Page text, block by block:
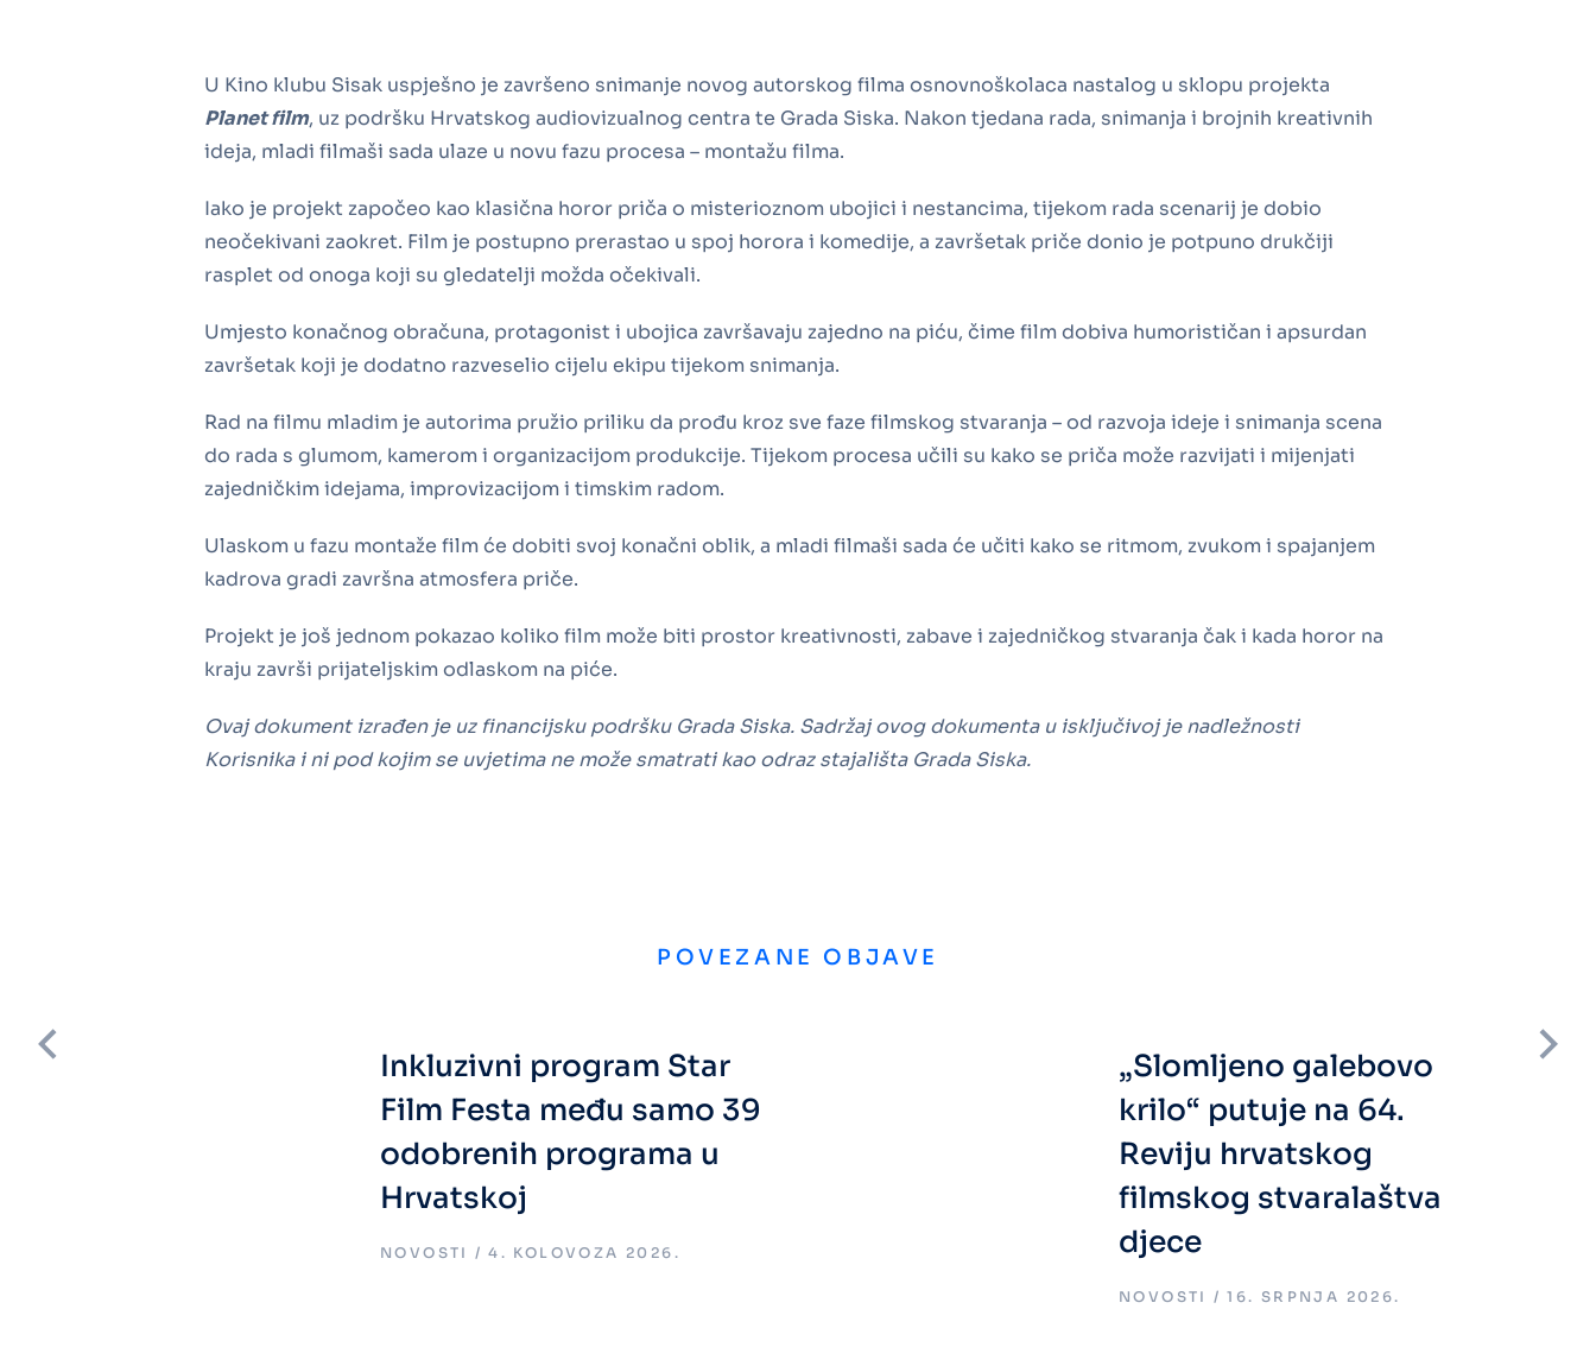
U Kino klubu Sisak uspješno je završeno snimanje novog autorskog filma osnovnoškolaca nastalog u sklopu projekta
Planet film, uz podršku Hrvatskog audiovizualnog centra te Grada Siska. Nakon tjedana rada, snimanja i brojnih kreativnih
ideja, mladi filmaši sada ulaze u novu fazu procesa – montažu filma.
Iako je projekt započeo kao klasična horor priča o misterioznom ubojici i nestancima, tijekom rada scenarij je dobio
neočekivani zaokret. Film je postupno prerastao u spoj horora i komedije, a završetak priče donio je potpuno drukčiji
rasplet od onoga koji su gledatelji možda očekivali.
Umjesto konačnog obračuna, protagonist i ubojica završavaju zajedno na piću, čime film dobiva humorističan i apsurdan
završetak koji je dodatno razveselio cijelu ekipu tijekom snimanja.
Rad na filmu mladim je autorima pružio priliku da prođu kroz sve faze filmskog stvaranja – od razvoja ideje i snimanja scena
do rada s glumom, kamerom i organizacijom produkcije. Tijekom procesa učili su kako se priča može razvijati i mijenjati
zajedničkim idejama, improvizacijom i timskim radom.
Ulaskom u fazu montaže film će dobiti svoj konačni oblik, a mladi filmaši sada će učiti kako se ritmom, zvukom i spajanjem
kadrova gradi završna atmosfera priče.
Projekt je još jednom pokazao koliko film može biti prostor kreativnosti, zabave i zajedničkog stvaranja čak i kada horor na
kraju završi prijateljskim odlaskom na piće.
Ovaj dokument izrađen je uz financijsku podršku Grada Siska. Sadržaj ovog dokumenta u isključivoj je nadležnosti
Korisnika i ni pod kojim se uvjetima ne može smatrati kao odraz stajališta Grada Siska.
POVEZANE OBJAVE
Inkluzivni program Star
Film Festa među samo 39
odobrenih programa u
Hrvatskoj
NOVOSTI 4. KOLOVOZA 2026.
„Slomljeno galebovo
krilo“ putuje na 64.
Reviju hrvatskog
filmskog stvaralaštva
djece
NOVOSTI 16. SRPNJA 2026.